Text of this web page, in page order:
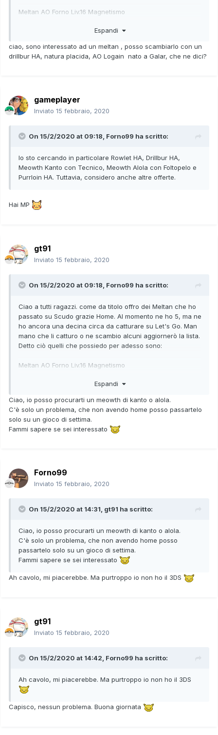
Meltan AO Forno Liv.16 Magnetismo
Meltan AO Forno Liv.28 Magnetismo
Meltan AO Forno Liv.21 Magnetismo
Io sto cercando in particolare Rowlet HA, Drillbur HA,
Espandi
ciao, sono interessato ad un meltan , posso scambiarlo con un
drillbur HA, natura placida, AO Logain nato a Galar, che ne dici?
gameplayer
Inviato 15 febbraio, 2020
On 15/2/2020 at 09:18, Forno99 ha scritto:
Io sto cercando in particolare Rowlet HA, Drillbur HA,
Meowth Kanto con Tecnico, Meowth Alola con Foltopelo e
Purrloin HA. Tuttavia, considero anche altre offerte.
Hai MP
gt91
Inviato 15 febbraio, 2020
On 15/2/2020 at 09:18, Forno99 ha scritto:
Ciao a tutti ragazzi. come da titolo offro dei Meltan che ho
passato su Scudo grazie Home. Al momento ne ho 5, ma ne
ho ancora una decina circa da catturare su Let's Go. Man
mano che li catturo o ne scambio alcuni aggiornerò la lista.
Detto ciò quelli che possiedo per adesso sono:
Meltan AO Forno Liv.16 Magnetismo
Meltan AO Forno Liv.28 Magnetismo
Meltan AO Forno Liv.21 Magnetismo
Meltan AO Forno Liv.20 Magnetismo
Meowth Kanto con Tecnico, Meowth Alola con Foltopelo e
Purrloin HA. Tuttavia, considero anche altre offerte.
Espandi
Ciao, io posso procurarti un meowth di kanto o alola.
C'è solo un problema, che non avendo home posso passartelo
solo su un gioco di settima.
Fammi sapere se sei interessato
Forno99
Inviato 15 febbraio, 2020
On 15/2/2020 at 14:31, gt91 ha scritto:
Ciao, io posso procurarti un meowth di kanto o alola.
C'è solo un problema, che non avendo home posso
passartelo solo su un gioco di settima.
Fammi sapere se sei interessato
Ah cavolo, mi piacerebbe. Ma purtroppo io non ho il 3DS
gt91
Inviato 15 febbraio, 2020
On 15/2/2020 at 14:42, Forno99 ha scritto:
Ah cavolo, mi piacerebbe. Ma purtroppo io non ho il 3DS
Capisco, nessun problema. Buona giornata